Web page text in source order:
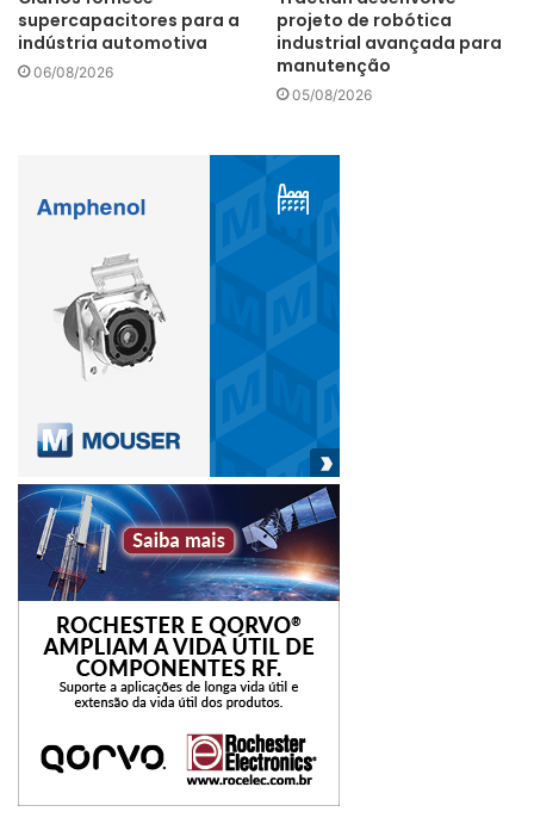
supercapacitores para a
indústria automotiva
06/08/2026
projeto de robótica
industrial avançada para
manutenção
05/08/2026